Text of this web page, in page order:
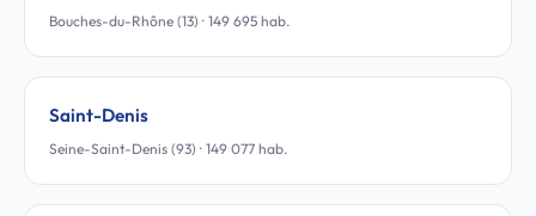
Bouches-du-Rhône (13) · 149 695 hab.
Saint-Denis
Seine-Saint-Denis (93) · 149 077 hab.